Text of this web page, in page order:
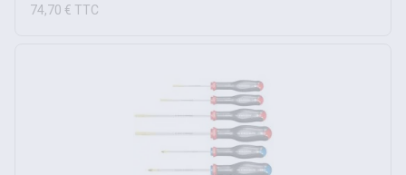
74,70 € TTC